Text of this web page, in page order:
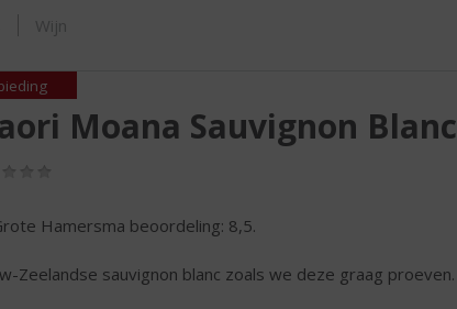
Wijn
Moana Sauvignon Blanc
Hamersma beoordeling: 8,5.
Zeelandse sauvignon blanc zoals we deze graag proeven.